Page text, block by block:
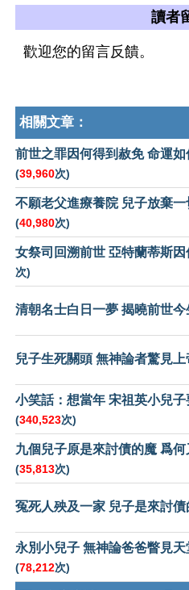
讀者
歡迎您的留言反饋。
相關文章：
前世之罪因何得到赦免 命運如
(39,960次)
不願老父進療養院 兒子放棄
(40,980次)
女祭司回溯前世 亞特蘭蒂斯因
次)
清朝名士白日一夢 揭曉前世今
兒子生死關頭 無神論者驚見上
小笑話：想當年 宋祖英小兒
(340,523次)
九個兒子原是來討債的魔 爲何
(35,813次)
冤死人殃及一家 兒子是來討債
永別小兒子 無神論爸爸瞥見天
(78,212次)